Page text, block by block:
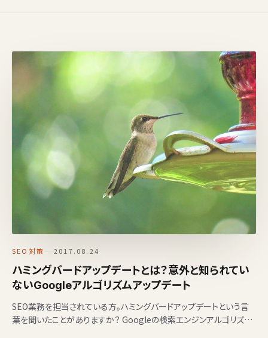
SEO対策 2017.08.24
ハミングバードアップデートとは？意外と知られてい
ないGoogleアルゴリズムアップデート
SEO業務を担当されている方。ハミングバードアップデートという言
葉を聞いたことがありますか？ Googleの検索エンジンアルゴリズム